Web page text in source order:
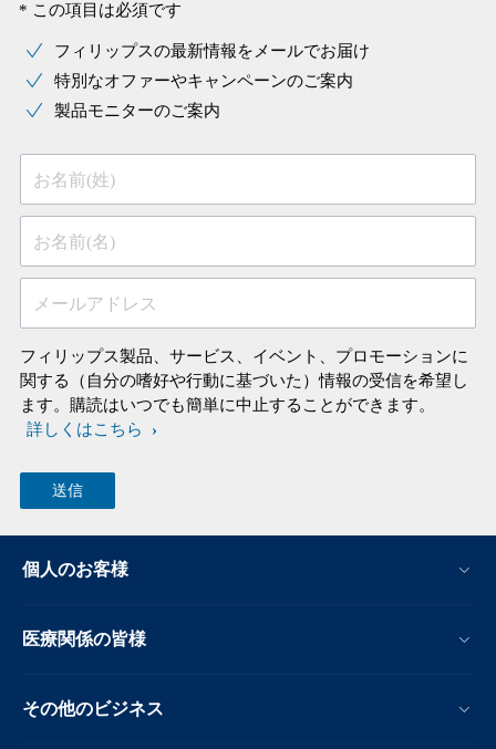
* この項目は必須です
フィリップスの最新情報をメールでお届け
特別なオファーやキャンペーンのご案内
製品モニターのご案内
お名前(姓)
お名前(名)
メールアドレス
フィリップス製品、サービス、イベント、プロモーションに
関する（自分の嗜好や行動に基づいた）情報の受信を希望し
ます。購読はいつでも簡単に中止することができます。
詳しくはこちら
個人のお客様
医療関係の皆様
その他のビジネス